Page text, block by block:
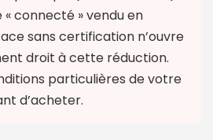
« connecté » vendu en
sans certification n’ouvre
droit à cette réduction.
particulières de votre
d’acheter.